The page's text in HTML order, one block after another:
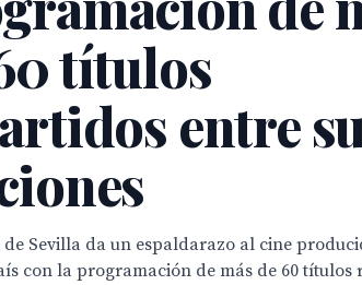
títulos
entre
de Sevilla da un espaldarazo al cine
con la programación de más de 60 títulos